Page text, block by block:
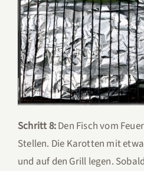
Schritt 8:Den Fisch vom
Stellen. Die Karotten mit
und auf den Grill legen.